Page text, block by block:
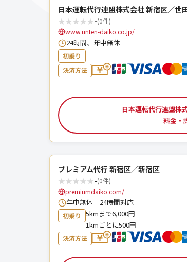
日本運転代行連盟株式会社 新宿区／世
★★★★★-(0件)
www.unten-daiko.co.jp/
24時間、年中無休
初乗り
決済方法
日本運転代行連盟株
料金・
プレミアム代行 新宿区／新宿区
★★★★★-(0件)
premiumdaiko.com/
年中無休 24時間対応
初乗り
5kmまで6,000円
1kmごとに500円
決済方法